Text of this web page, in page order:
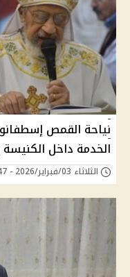
نياحة القمص
الخدمة داخل الكنيسة
الثلاثاء 03/فبراير/2026 - 09:47 ص